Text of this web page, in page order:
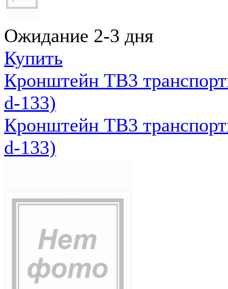
Ожидание 2-3 дня
Купить
Кронштейн ТВ3
d-133)
Кронштейн ТВ3
d-133)